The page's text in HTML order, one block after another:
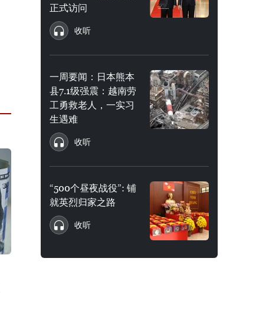
正式访问
收听
一周要闻：日本熊本
县7.1级强震：越南劳
工勇救老人，一实习
生遇难
收听
“500个昼夜战役”: 铺
就英烈归家之路
收听